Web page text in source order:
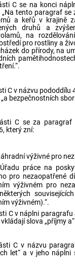
C se na konci
tento paragraf se
a keřů v krajině
druhů a
na
pro rostliny a
do přírody, na
C v názvu pododdílu
bezpečnostních
C se za paragraf
který zní:
výživné pro
práce na
pro nezaopatřené
výživném pro
výživném).“.
C v náplni
slova „příjmy
C v názvu
let“ a v jeho náplni